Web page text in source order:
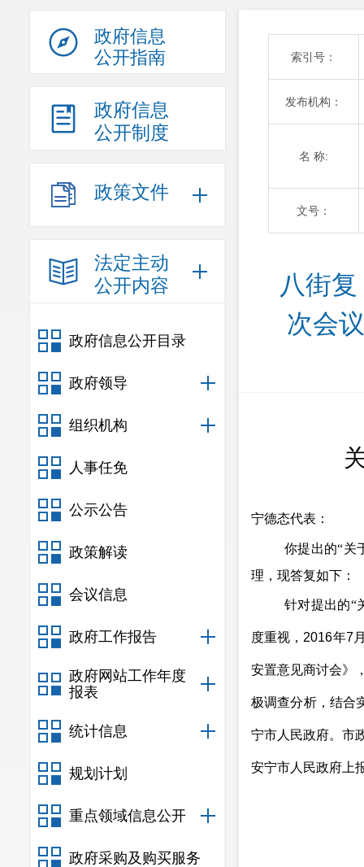
政府信息
公开指南
政府信息
公开制度
政策文件
法定主动
公开内容
政府信息公开目录
政府领导
组织机构
人事任免
公示公告
政策解读
会议信息
政府工作报告
政府网站工作年度
报表
统计信息
规划计划
重点领域信息公开
政府采购及购买服务
索引号：
发布机构：
名 称:
文号：
八街
次会
宁德态代表：
你提出的“关
理，现答复如下：
针对提出的“
度重视， 2016年7
安置意见商讨会》
极调查分析，结合
宁市人民政府。市
安宁市人民政府上